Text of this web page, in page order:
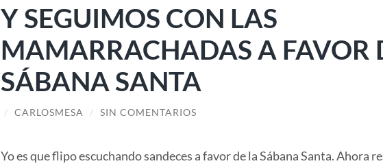
Y SEGUIMOS CON LAS
MAMARRACHADAS A FAVOR
SÁBANA SANTA
/ CARLOSMESA / SIN COMENTARIOS
Yo es que flipo escuchando sandeces a favor de la Sábana Santa. Ahora